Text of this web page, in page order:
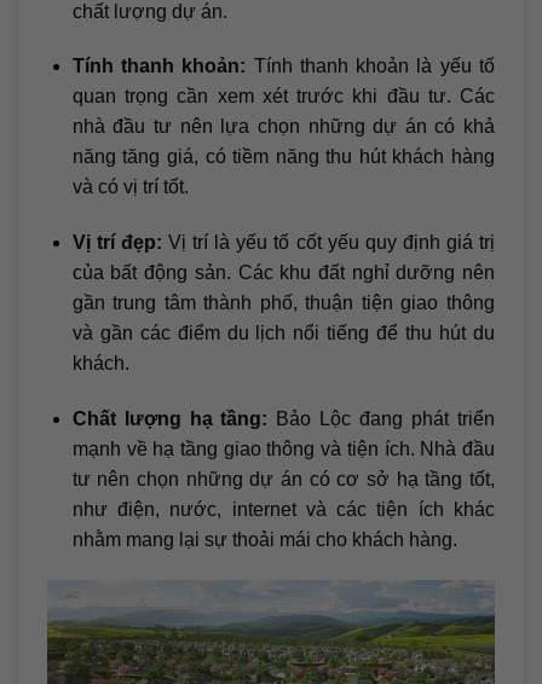
chất lượng dự án.
Tính thanh khoản: Tính thanh khoản là yếu tố
quan trọng cần xem xét trước khi đầu tư. Các
nhà đầu tư nên lựa chọn những dự án có khả
năng tăng giá, có tiềm năng thu hút khách hàng
và có vị trí tốt.
Vị trí đẹp: Vị trí là yếu tố cốt yếu quy định giá trị
của bất động sản. Các khu đất nghỉ dưỡng nên
gần trung tâm thành phố, thuận tiện giao thông
và gần các điểm du lịch nổi tiếng để thu hút du
khách.
Chất lượng hạ tầng: Bảo Lộc đang phát triển
mạnh về hạ tầng giao thông và tiện ích. Nhà đầu
tư nên chọn những dự án có cơ sở hạ tầng tốt,
như điện, nước, internet và các tiện ích khác
nhằm mang lại sự thoải mái cho khách hàng.